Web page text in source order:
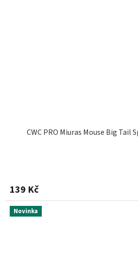
CWC PRO Miuras Mouse Big Tail
139 Kč
Novinka